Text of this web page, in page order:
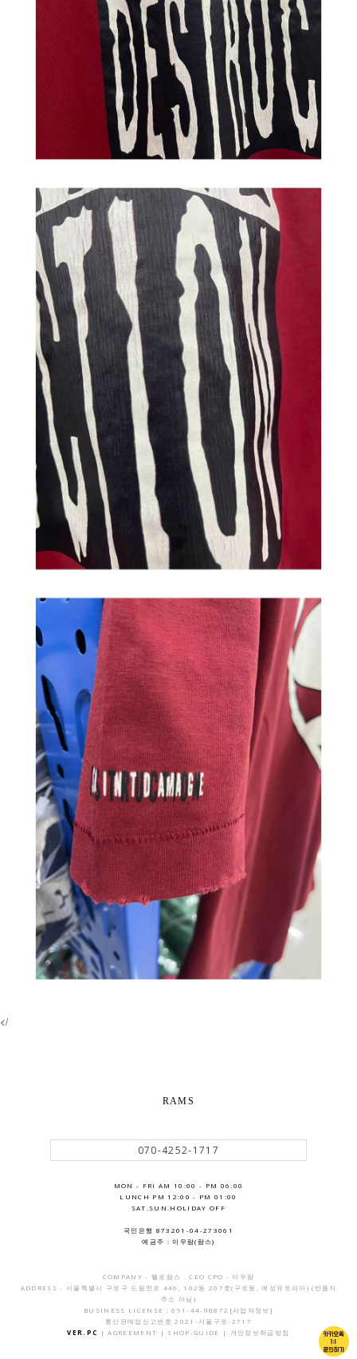
</
RAMS
070-4252-1717
MON - FRI AM 10:00 - PM 06:00
LUNCH PM 12:00 - PM 01:00
SAT.SUN.HOLIDAY OFF
국민은행 873201-04-273061
예금주 : 이우람(람스)
COMPANY - 헬로람스 . CEO CPO - 이우람
ADDRESS - 서울특별시 구로구 도림천로 446, 102동 207호(구로동, 예성유토피아) (반품지
주소 아님)
BUSINESS LICENSE : 691-44-00872 [사업자정보]
통신판매업신고번호 2021-서울구로-2717
VER.PC
|AGREEMENT | SHOP-GUIDE | 개인정보취급방침